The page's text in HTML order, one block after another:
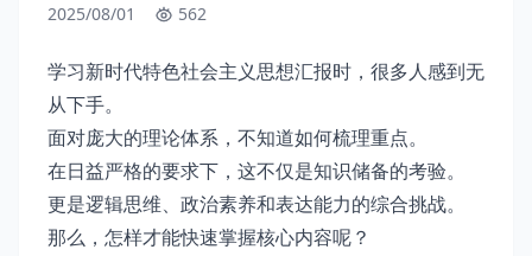
2025/08/01 562
学习新时代特色社会主义思想汇报时，很多人感到无
从下手。
面对庞大的理论体系，不知道如何梳理重点。
在日益严格的要求下，这不仅是知识储备的考验。
更是逻辑思维、政治素养和表达能力的综合挑战。
那么，怎样才能快速掌握核心内容呢？